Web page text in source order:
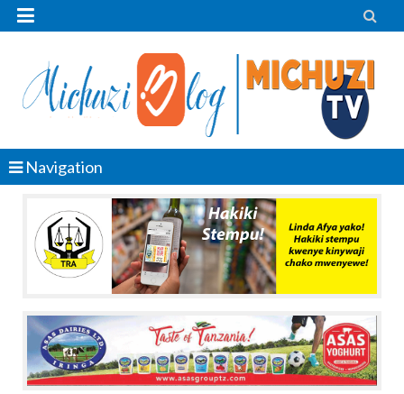
 
Navigation